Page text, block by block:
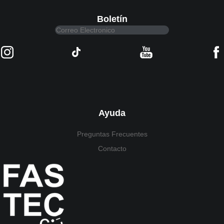
Boletín
Ayuda
Preguntas Frecuentes
Contacto